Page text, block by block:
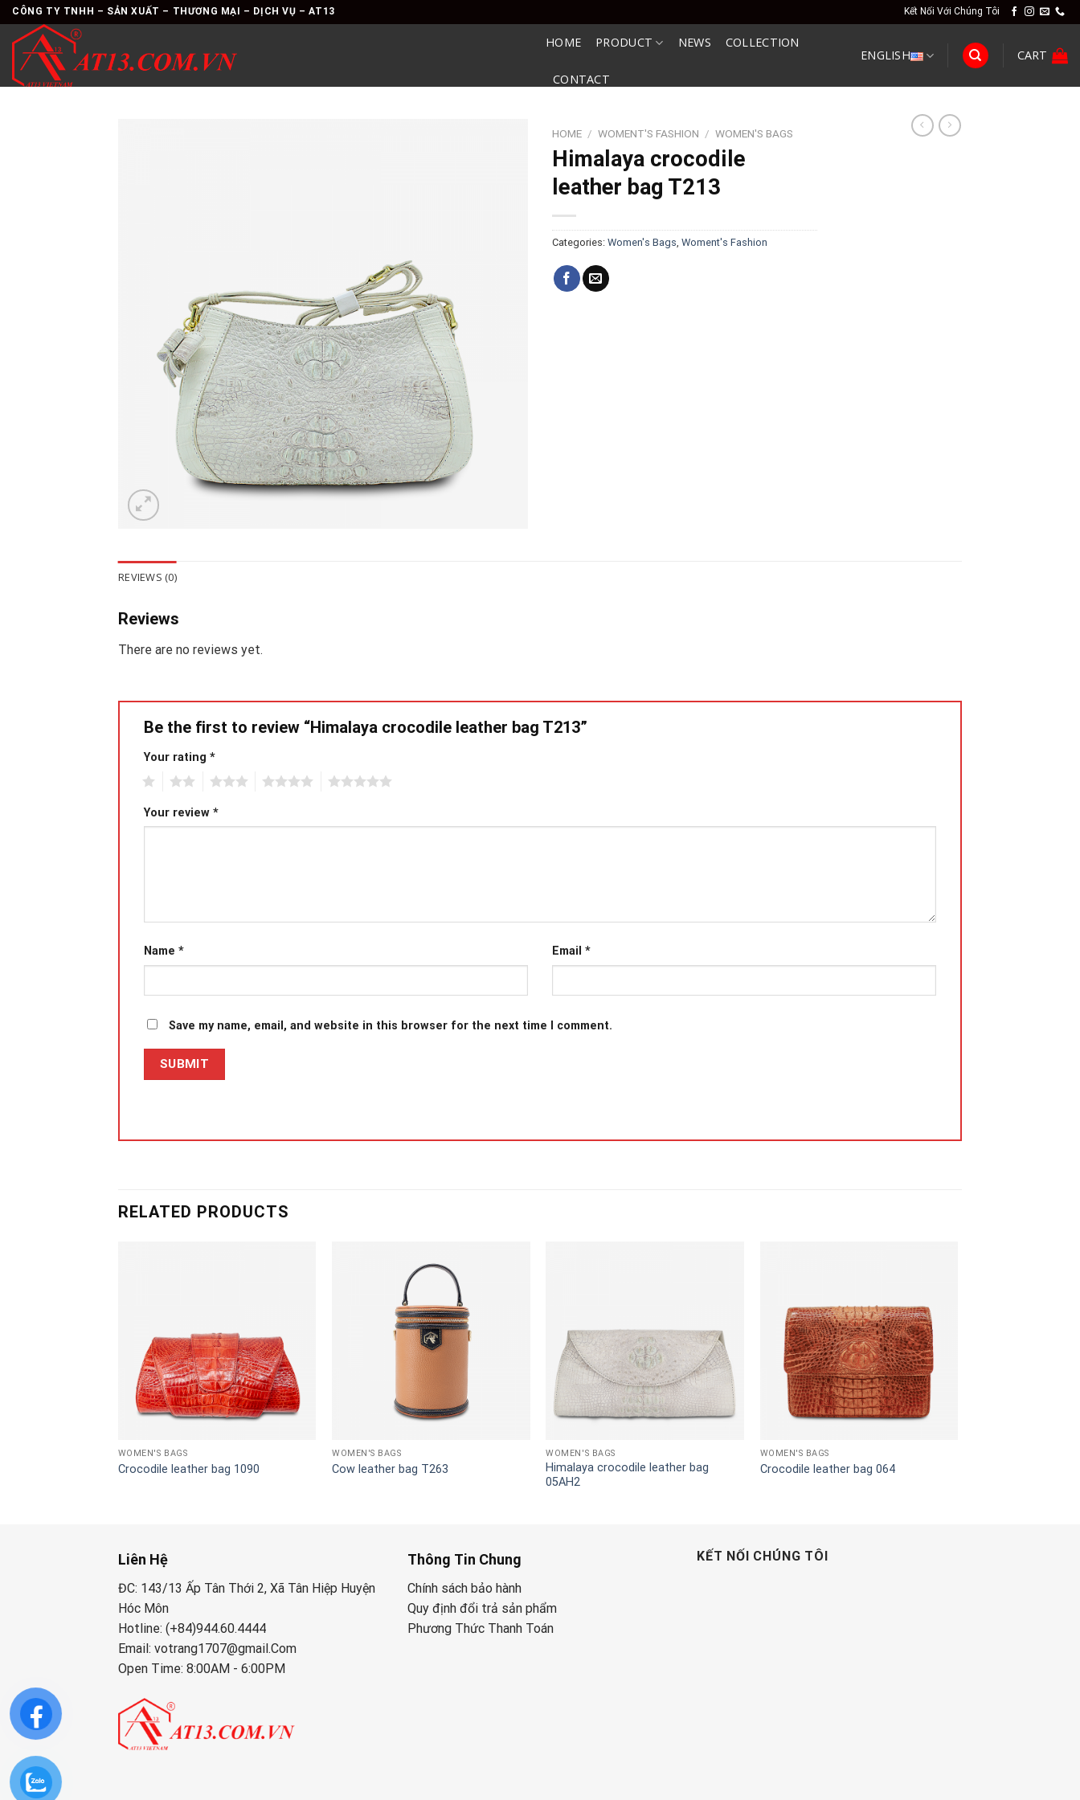
Skip
to
content
CÔNG TY TNHH – SẢN XUẤT – THƯƠNG MẠI – DỊCH VỤ – AT13 Kết Nối Với Chúng Tôi
HOME PRODUCT NEWS COLLECTION
CONTACT
ENGLISH CART
HOME / WOMENT'S FASHION / WOMEN'S BAGS
Himalaya crocodile
leather bag T213
Categories: Women's Bags Woment's Fashion
REVIEWS (0)
Reviews
There are no reviews yet.
Be the first to review “Himalaya crocodile leather bag T213”
Your rating *
Your review *
Name * Email *
Save my name, email, and website in this browser for the next time I comment.
RELATED PRODUCTS
WOMEN'S BAGS
Crocodile leather bag 1090
WOMEN'S BAGS
Cow leather bag T263
WOMEN'S BAGS
Himalaya crocodile leather bag
05AH2
WOMEN'S BAGS
Crocodile leather bag 064
Liên Hệ
ĐC: 143/13 Ấp Tân Thới 2, Xã Tân Hiệp Huyện
Hóc Môn
Hotline: (+84)944.60.4444
Email: votrang1707@gmail.Com
Open Time: 8:00AM - 6:00PM
Thông Tin Chung
Chính sách bảo hành
Quy định đổi trả sản phẩm
Phương Thức Thanh Toán
KẾT NỐI CHÚNG TÔI